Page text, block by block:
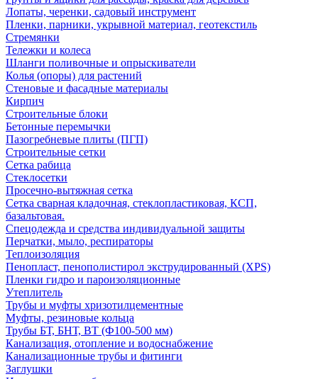
Лопаты, черенки, садовый инструмент
Пленки, парники, укрывной материал, геотекстиль
Стремянки
Тележки и колеса
Шланги поливочные и опрыскиватели
Колья (опоры) для растений
Стеновые и фасадные материалы
Кирпич
Строительные блоки
Бетонные перемычки
Пазогребневые плиты (ПГП)
Строительные сетки
Сетка рабица
Стеклосетки
Просечно-вытяжная сетка
Сетка сварная кладочная, стеклопластиковая, КСП,
базальтовая.
Спецодежда и средства индивидуальной защиты
Перчатки, мыло, респираторы
Теплоизоляция
Пенопласт, пенополистирол экструдированный (XPS)
Пленки гидро и пароизоляционные
Утеплитель
Трубы и муфты хризотилцементные
Муфты, резиновые кольца
Трубы БТ, БНТ, ВТ (Ф100-500 мм)
Канализация, отопление и водоснабжение
Канализационные трубы и фитинги
Заглушки